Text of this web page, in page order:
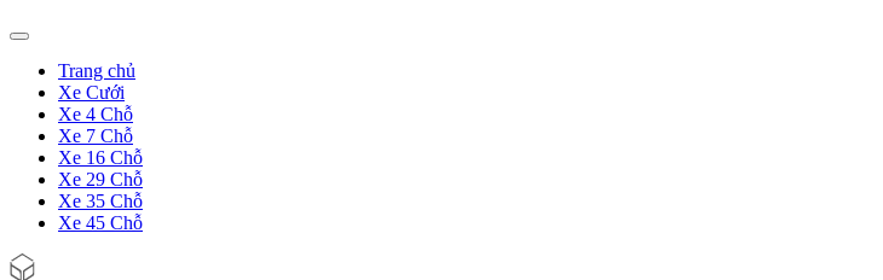
Trang chủ
Xe Cưới
Xe 4 Chỗ
Xe 7 Chỗ
Xe 16 Chỗ
Xe 29 Chỗ
Xe 35 Chỗ
Xe 45 Chỗ